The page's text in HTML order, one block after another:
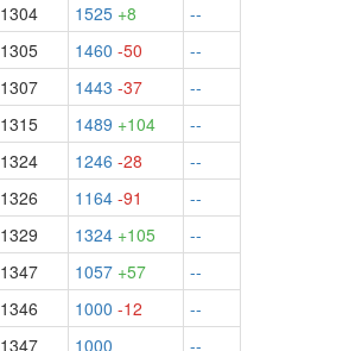
1304 1525 +8
--
1305 1460 -50
--
1307 1443 -37
--
1315 1489 +104
--
1324 1246 -28
--
1326 1164 -91
--
1329 1324 +105
--
1347 1057 +57
--
1346 1000 -12
--
1347 1000 --